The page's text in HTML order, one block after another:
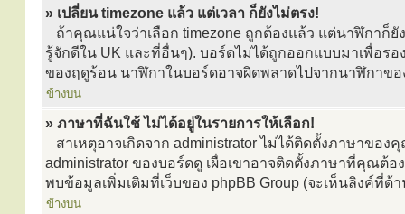
» เปลี่ยน timezone แล้ว แต่เวลา ก็ยังไม่ตรง!
ถ้าคุณแน่ใจว่าเลือก timezone ถูกต้องแล้ว แต่นาฬิกาก็ยัง
รู้จักดีใน UK และที่อื่นๆ). บอร์ดไม่ได้ถูกออกแบบมาเพื่อร
ของฤดูร้อน นาฬิกาในบอร์ดอาจผิดพลาดไปจากนาฬิกาข
ข้างบน
» ภาษาที่ฉันใช้ ไม่ได้อยู่ในรายการให้เลือก!
สาเหตุอาจเกิดจาก administrator ไม่ได้ติดตั้งภาษาขอ
administrator ของบอร์ดดู เผื่อเขาอาจติดตั้งภาษาที่คุณต้
พบข้อมูลเพิ่มเติมที่เว็บของ phpBB Group (จะเห็นลิงค์ที่ด้
ข้างบน